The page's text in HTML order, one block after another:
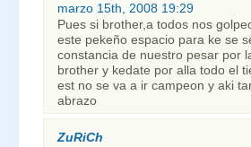
marzo 15th, 2008 19:29
Pues si brother,a todos nos
este pekeño espacio para ke se
constancia de nuestro pesar por
brother y kedate por alla todo el
est no se va a ir campeon y aki
abrazo
ZuRiCh